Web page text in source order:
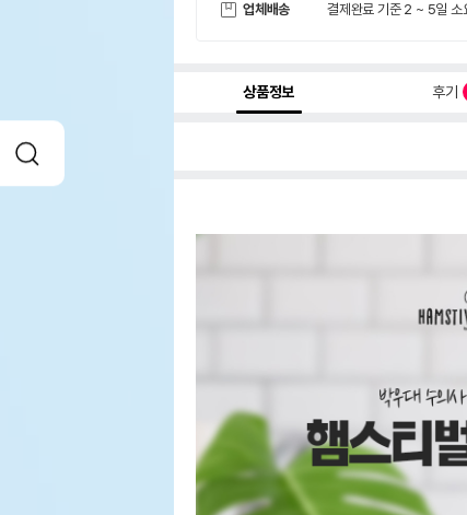
업체배송 결제완료 기준 2 ~ 5일 소
상품정보 후기